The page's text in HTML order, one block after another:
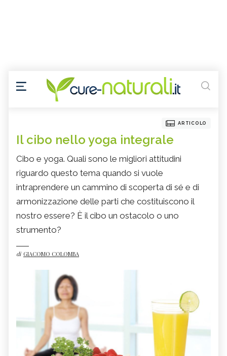
ARTICOLO
Il cibo nello yoga integrale
Cibo e yoga. Quali sono le migliori attitudini
riguardo questo tema quando si vuole
intraprendere un cammino di scoperta di sé e di
armonizzazione delle parti che costituiscono il
nostro essere? È il cibo un ostacolo o uno
strumento?
di GIACOMO COLOMBA